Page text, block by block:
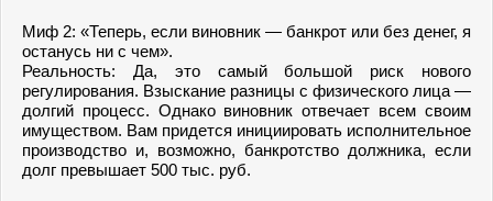
Миф 2: «Теперь, если виновник — банкрот или без денег, я
останусь ни с чем».
Реальность: Да, это самый большой риск нового
регулирования. Взыскание разницы с физического лица —
долгий процесс. Однако виновник отвечает всем своим
имуществом. Вам придется инициировать исполнительное
производство и, возможно, банкротство должника, если
долг превышает 500 тыс. руб.